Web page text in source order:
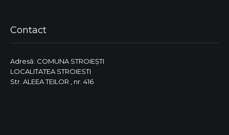
Contact
Adresă: COMUNA STROIEŞTI
LOCALITATEA STROIESTI
Str. ALEEA TEILOR , nr. 416